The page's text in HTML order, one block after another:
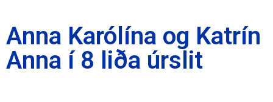
Anna Karólína og Katrín
Anna í 8 liða úrslit